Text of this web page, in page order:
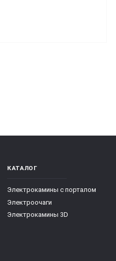
КАТАЛОГ
Электрокамины с порталом
Электроочаги
Электрокамины 3D